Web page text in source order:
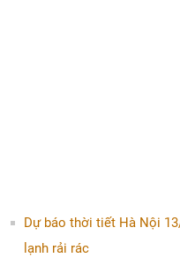
Dự báo thời tiết Hà Nội
lạnh rải rác